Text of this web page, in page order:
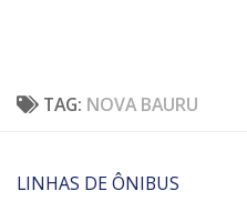
TAG: NOVA BAURU
LINHAS DE ÔNIBUS